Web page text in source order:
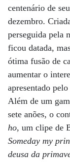
centenário de
dezembro.
perseguida pela
ficou datada,
ótima fusão de
aumentar o
apresentado
Além de um
sete anões, o
ho, um clipe de
Someday my
deusa da